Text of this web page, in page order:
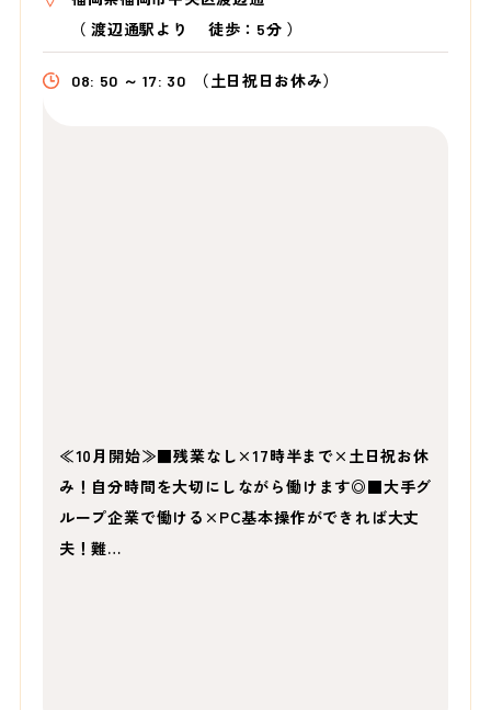
（渡辺通駅より 徒歩：5分 ）
08: 50 ～ 17: 30 （土日祝日お休み）
≪10月開始≫■残業なし×17時半まで×土日祝お休
み！自分時間を大切にしながら働けます◎■大手グ
ループ企業で働ける×PC基本操作ができれば大丈
夫！難…